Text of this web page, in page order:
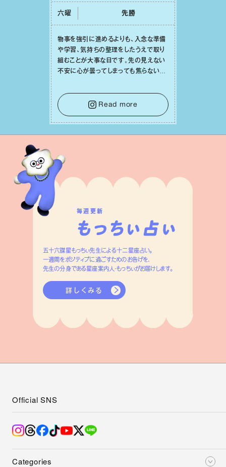
六曜 先勝
物事を強引に進めるよりも、⼊念な準備
や学習、気持ちの整理をしたうえで取り
組むことが⼤事な⽇です。先の⾒えない
不安に⼼が曇ってしまっても焦らない
⾝や疲れていそうな⼈をいたわることに
時間を使いましょう。ここでしっかりとエ
ネルギーを蓄え、困難を乗り越える⼒に
変えましょう。
Read more
毎週更新
五十六謀星もっちぃ先生による十二星座占い。
一週間をポジティブに過ごすためのお告げを、
先生の分身である星座案内人・もっちぃがお届けします。
詳しくみる
Categories
Official SNS